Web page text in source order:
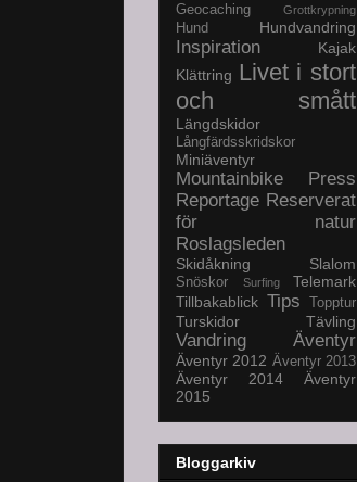
Geocaching Grottkrypning
Hund Hundvandring
Inspiration
Kajak
Klättring Livet i stort
och smått
Längdskidor
Långfärdsskridskor
Miniäventyr
Mountainbike
Press
Reportage Reserverat
för natur
Roslagsleden
Skidåkning Slalom
Snöskor Surfing
Telemark
Tillbakablick Tips Topptur
Turskidor Tävling
Vandring Äventyr
Äventyr 2012 Äventyr 2013
Äventyr 2014
Äventyr
2015
Bloggarkiv